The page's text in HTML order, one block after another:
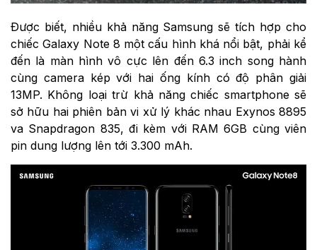
Được biết, nhiều khả năng Samsung sẽ tích hợp cho
chiếc Galaxy Note 8 một cấu hình khá nổi bật, phải kể
đến là màn hình vô cực lên đến 6.3 inch song hành
cùng camera kép với hai ống kính có độ phân giải
13MP. Không loại trừ khả năng chiếc smartphone sẽ
sở hữu hai phiên bản vi xử lý khác nhau Exynos 8895
va Snapdragon 835, đi kèm với RAM 6GB cùng viên
pin dung lượng lên tới 3.300 mAh.